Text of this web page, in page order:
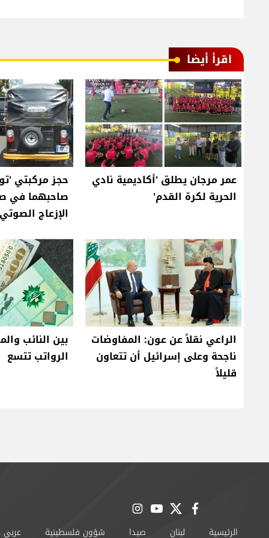
اقرأ أيضا
عمر مرجان يطلق 'أكاديمية نادي
الحرية لكرة القدم'
حجز مركبتي
صاحبهما في
الإزعاج الصوتي
الراعي نقلاً عن عون: المفاوضات
ناجحة وعلى إسرائيل أن تتعاون
قليلاً
بين النائب
الرواتب تتسع
facebook
twitter
youtube
instagram
الرئيسية لبنان صيدا شؤون فلسطينية